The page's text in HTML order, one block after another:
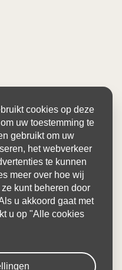
cookies op deze
uw toestemming te
gebruikt om uw
het webverkeer
te kunnen
meer over hoe wij
kunt beheren door
u akkoord gaat met
u op "Alle cookies